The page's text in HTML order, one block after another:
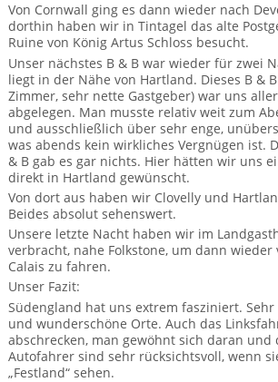
Von Cornwall ging es dann wieder nach
dorthin haben wir in Tintagel das alte
Ruine von König Artus Schloss besucht.
Unser nächstes B & B war wieder für zwei
liegt in der Nähe von Hartland. Dieses B &
Zimmer, sehr nette Gastgeber) war uns
abgelegen. Man musste relativ weit zum
und ausschließlich über sehr enge,
was abends kein wirkliches Vergnügen ist.
& B gab es gar nichts. Hier hätten wir uns
direkt in Hartland gewünscht.
Von dort aus haben wir Clovelly und
Beides absolut sehenswert.
Unsere letzte Nacht haben wir im
verbracht, nahe Folkstone, um dann
Calais zu fahren.
Unser Fazit:
Südengland hat uns extrem fasziniert.
und wunderschöne Orte. Auch das
abschrecken, man gewöhnt sich daran und
Autofahrer sind sehr rücksichtsvoll, wenn
„Festland“ sehen.